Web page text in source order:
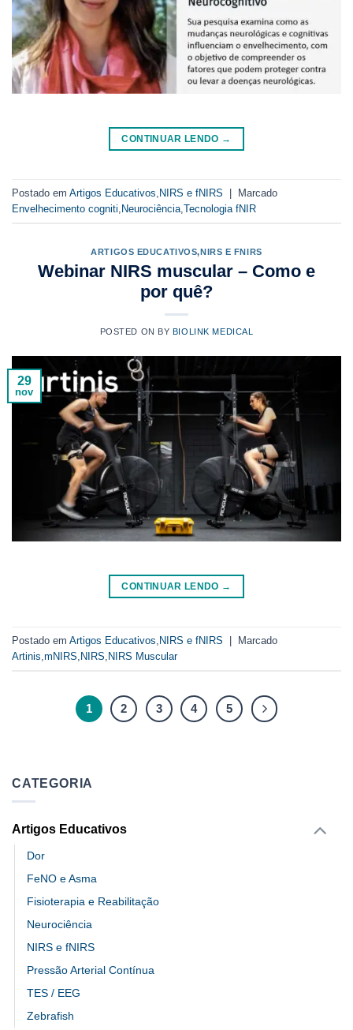
CONTINUAR LENDO →
Postado em Artigos Educativos NIRS e fNIRS | Marcado
Envelhecimento cogniti Neurociência Tecnologia fNIR
ARTIGOS EDUCATIVOS, NIRS E FNIRS
Webinar NIRS muscular – Como e
por quê?
POSTED ON BY BIOLINK MEDICAL
29
nov
CONTINUAR LENDO →
Postado em Artigos Educativos NIRS e fNIRS | Marcado
Artinis mNIRS NIRS NIRS Muscular
1 2 3 4 5
CATEGORIA
Artigos Educativos
Dor
FeNO e Asma
Fisioterapia e Reabilitação
Neurociência
NIRS e fNIRS
Pressão Arterial Contínua
TES / EEG
Zebrafish